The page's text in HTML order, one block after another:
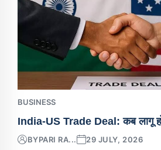
BUSINESS
India-US Trade Deal: कब लागू
BYPARI RA... 29 JULY, 2026